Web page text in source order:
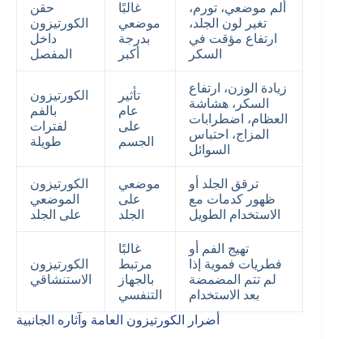
حقن
الكورتيزون
داخل
المفصل
غالبًا
موضعي
بدرجة
أكبر
ألم موضعي، تورم،
تغير لون الجلد،
ارتفاع مؤقت في
السكر
الكورتيزون
بالفم
لفترات
طويلة
تأثير
عام
على
الجسم
زيادة الوزن، ارتفاع
السكر، هشاشة
العظام، اضطرابات
المزاج، احتباس
السوائل
الكورتيزون
الموضعي
على الجلد
موضعي
على
الجلد
ترقق الجلد أو
ظهور كدمات مع
الاستخدام الطويل
الكورتيزون
الاستنشاقي
غالبًا
مرتبط
بالجهاز
التنفسي
تهيج الفم أو
فطريات فموية إذا
لم تتم المضمضة
بعد الاستخدام
أضرار الكورتيزون العامة وآثاره الجانبية